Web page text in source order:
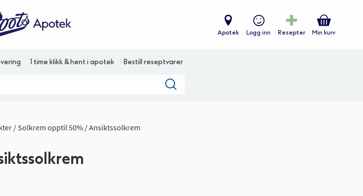
Apotek Logg inn Resepter Min kurv
1 time klikk & hent i apotek Bestill reseptvarer
Solkrem opptil 50% Ansiktssolkrem